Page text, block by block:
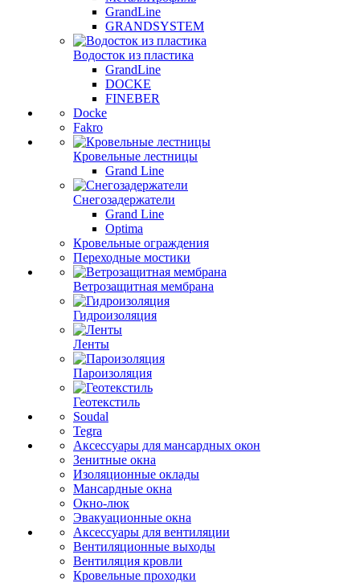
GrandLine
GRANDSYSTEM
Водосток из пластика
GrandLine
DOCKE
FINEBER
Docke
Fakro
Кровельные лестницы
Grand Line
Снегозадержатели
Grand Line
Optima
Кровельные ограждения
Переходные мостики
Ветрозащитная мембрана
Гидроизоляция
Ленты
Пароизоляция
Геотекстиль
Soudal
Tegra
Аксессуары для мансардных окон
Зенитные окна
Изоляционные оклады
Мансардные окна
Окно-люк
Эвакуационные окна
Аксессуары для вентиляции
Вентиляционные выходы
Вентиляция кровли
Кровельные проходки